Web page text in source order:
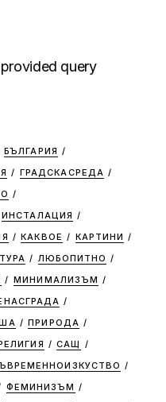
query
БЪЛГАРИЯ
ГРАДСКАСРЕДА
ИНСТАЛАЦИЯ
КАКВОЕ
КАРТИНИ
ЛЮБОПИТНО
МИНИМАЛИЗЪМ
ПРИРОДА
САЩ
ФЕМИНИЗЪМ